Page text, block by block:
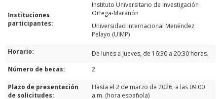
Instituciones
participantes:
Instituto Universitario de Investigación
Ortega-Marañón
Universidad Internacional Menéndez
Pelayo (UIMP)
Horario:
De lunes a jueves, de 16:30 a 20:30 horas.
Número de becas:
2
Plazo de presentación
de solicitudes:
Hasta el 2 de marzo de 2026, a las 09:00
a.m. (hora española)